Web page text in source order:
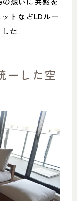
トなどLDルー
た。
一した空